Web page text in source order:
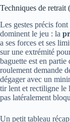
Techniques de retrait
Les gestes précis
dominent le jeu : la
a ses forces et ses
sur une extrémité
baguette est en partie
roulement demande
dégager avec un
tir lent et rectiligne le
pas latéralement
Un petit tableau